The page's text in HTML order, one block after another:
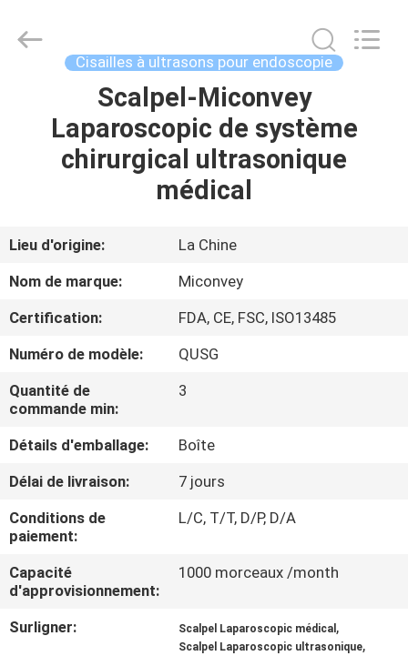
PRODUITS
SUJET
DE
NOUS
VISITE
D'USINE
CONTRÔLE
DE
QUALITÉ
CONTACTEZ-
NOUS
LTD.
Cisailles à ultrasons pour endoscopie
Scalpel-Miconvey
Laparoscopic de système
chirurgical ultrasonique
médical
Lieu d'origine:
La Chine
Nom de marque:
Miconvey
Certification:
FDA, CE, FSC, ISO13485
Numéro de modèle:
QUSG
Quantité de
commande min:
3
Détails d'emballage:
Boîte
Délai de livraison:
7 jours
Conditions de
paiement:
L/C, T/T, D/P, D/A
Capacité
d'approvisionnement:
1000 morceaux /month
Surligner: Scalpel Laparoscopic médical ,
Scalpel Laparoscopic ultrasonique,